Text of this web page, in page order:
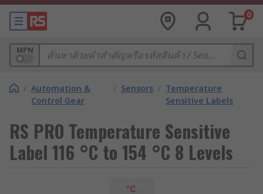
0
MPN
/ Automation &
Control Gear
/ Sensors / Temperature
Sensitive Labels
RS PRO Temperature Sensitive
Label 116 °C to 154 °C 8 Levels